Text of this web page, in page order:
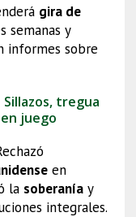
gira de
semanas y
informes sobre
Sillazos, tregua
juego
en
la soberaníay
integrales.